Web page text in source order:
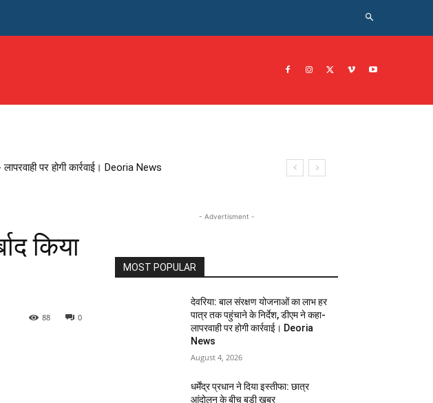
JOB नोकरी सरकारी योजना
पर होगी कार्रवाई। Deoria News
किया
0
88
- Advertisment -
MOST POPULAR
देवरिया: बाल संरक्षण योजनाओं का लाभ हर
पात्र तक पहुंचाने के निर्देश, डीएम ने कहा-
लापरवाही पर होगी कार्रवाई। Deoria
News
August 4, 2026
धर्मेंद्र प्रधान ने दिया इस्तीफा: छात्र
आंदोलन के बीच बड़ी खबर